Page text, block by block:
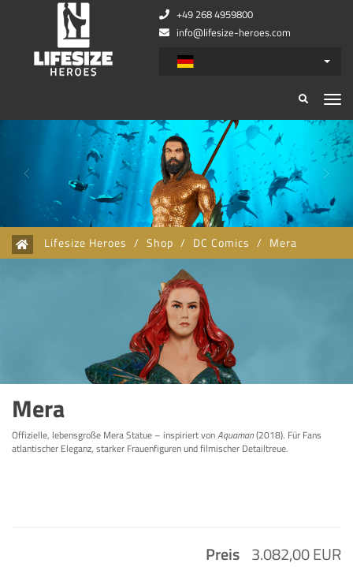
+49 268 4959800
info@lifesize-heroes.com
Zurück
Lifesize Heroes / Shop / DC Comics / Mera
Mera
Offizielle, lebensgroße Mera Statue – inspiriert vonAquaman(2018). Für Fans
atlantischer Eleganz, starker Frauenfiguren und filmischer Detailtreue.
Preis 3.082,00 EUR